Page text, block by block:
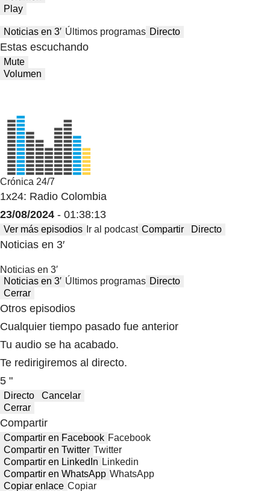
Play
Noticias en 3′ Últimos programas Directo
Estas escuchando
Mute
Volumen
Crónica 24/7
1x24: Radio Colombia
23/08/2024 - 01:38:13
Ver más episodios Ir al podcast Compartir Directo
Noticias en 3′
Noticias en 3′
Noticias en 3′ Últimos programas Directo
Cerrar
Otros episodios
Cualquier tiempo pasado fue anterior
Tu audio se ha acabado.
Te redirigiremos al directo.
5 "
Directo
Cancelar
Cerrar
Compartir
Compartir en Facebook Facebook
Compartir en Twitter Twitter
Compartir en LinkedIn Linkedin
Compartir en WhatsApp WhatsApp
Copiar enlace Copiar